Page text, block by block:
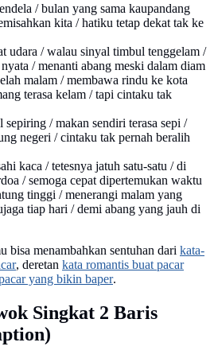
/ bulan yang sama kaupandang
kita / hatiku tetap dekat tak ke
udara / walau sinyal timbul tenggelam /
/ menanti abang meski dalam diam
malam / membawa rindu ke kota
terasa kelam / tapi cintaku tak
sepiring / makan sendiri terasa sepi /
negeri / cintaku tak pernah beralih
kaca / tetesnya jatuh satu-satu / di
/ semoga cepat dipertemukan waktu
tinggi / menerangi malam yang
tiap hari / demi abang yang jauh di
bisa menambahkan sentuhan dari kata-
, deretan kata romantis buat pacar
yang bikin baper.
Singkat 2 Baris